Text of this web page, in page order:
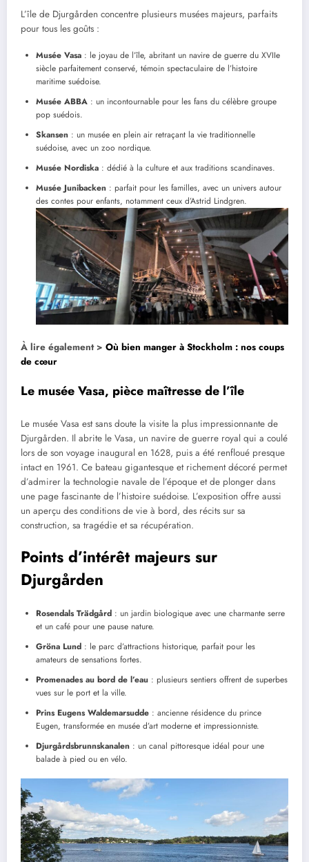
L’île de Djurgården concentre plusieurs musées majeurs, parfaits
pour tous les goûts :
Musée Vasa : le joyau de l’île, abritant un navire de guerre du XVIIe
siècle parfaitement conservé, témoin spectaculaire de l’histoire
maritime suédoise.
Musée ABBA : un incontournable pour les fans du célèbre groupe
pop suédois.
Skansen : un musée en plein air retraçant la vie traditionnelle
suédoise, avec un zoo nordique.
Musée Nordiska : dédié à la culture et aux traditions scandinaves.
Musée Junibacken : parfait pour les familles, avec un univers autour
des contes pour enfants, notamment ceux d’Astrid Lindgren.
À lire également > Où bien manger à Stockholm : nos coups
de cœur
Le musée Vasa, pièce maîtresse de l’île
Le musée Vasa est sans doute la visite la plus impressionnante de
Djurgården. Il abrite le Vasa, un navire de guerre royal qui a coulé
lors de son voyage inaugural en 1628, puis a été renfloué presque
intact en 1961. Ce bateau gigantesque et richement décoré permet
d’admirer la technologie navale de l’époque et de plonger dans
une page fascinante de l’histoire suédoise. L’exposition offre aussi
un aperçu des conditions de vie à bord, des récits sur sa
construction, sa tragédie et sa récupération.
Points d’intérêt majeurs sur
Djurgården
Rosendals Trädgård : un jardin biologique avec une charmante serre
et un café pour une pause nature.
Gröna Lund : le parc d’attractions historique, parfait pour les
amateurs de sensations fortes.
Promenades au bord de l’eau : plusieurs sentiers offrent de superbes
vues sur le port et la ville.
Prins Eugens Waldemarsudde : ancienne résidence du prince
Eugen, transformée en musée d’art moderne et impressionniste.
Djurgårdsbrunnskanalen : un canal pittoresque idéal pour une
balade à pied ou en vélo.